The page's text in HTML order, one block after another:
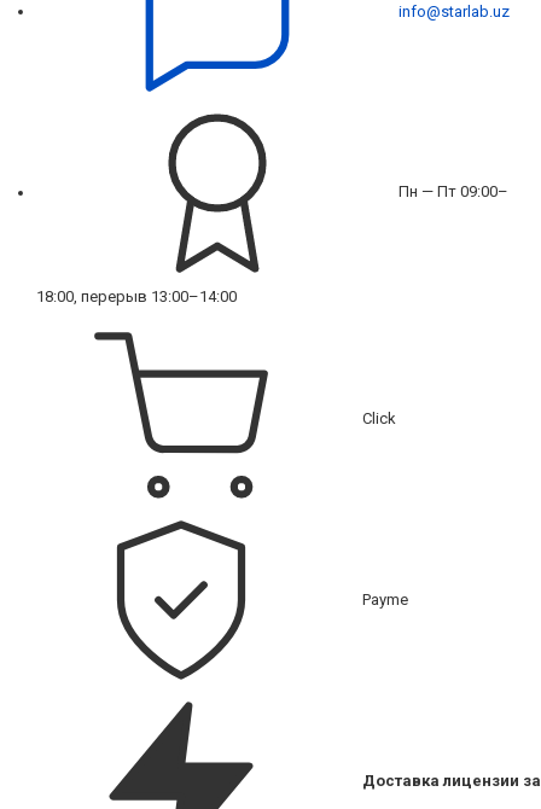
info@starlab.uz
Пн — Пт 09:00–
18:00, перерыв 13:00–14:00
Click
Payme
Доставка лицензии за